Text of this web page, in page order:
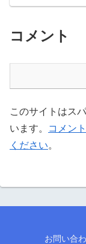
コメント
このサイトはス
います。
コメン
ください。
お問い合